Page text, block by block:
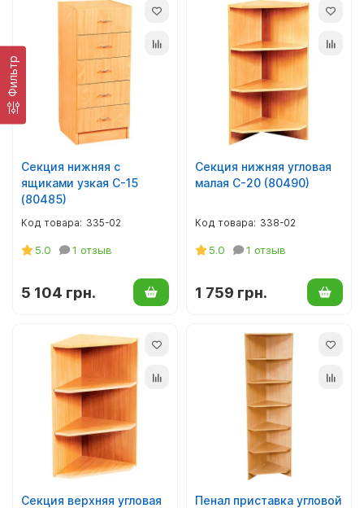
Фильтр
Секция нижняя с
ящиками узкая С-15
(80485)
335-02
5.0 1 отзыв
5 104 грн.
Секция нижняя угловая
малая С-20 (80490)
338-02
5.0 1 отзыв
1 759 грн.
Секция верхняя угловая
Пенал приставка угловой